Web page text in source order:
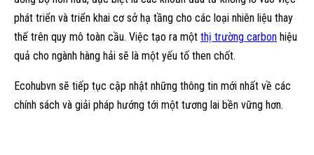
phát triển và triển khai cơ sở hạ tầng cho các loại nhiên liệu thay
thế trên quy mô toàn cầu. Việc tạo ra một thị trường carbon hiệu
quả cho ngành hàng hải sẽ là một yếu tố then chốt.
Ecohubvn sẽ tiếp tục cập nhật những thông tin mới nhất về các
chính sách và giải pháp hướng tới một tương lai bền vững hơn.